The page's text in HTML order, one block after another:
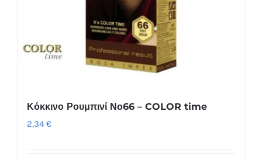
Κόκκινο Ρουμπινί Νο66 – COLOR time
2,34 €